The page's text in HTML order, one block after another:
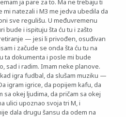
ja pare za to. Ma ne trebaju ti
mi natezali i M3 me jedva ubedila da
sve regulišu. U međuvremenu
bude i ispituju šta ću tu i zašto
— jesi li privođen, osuđivan
i začude se onda šta ću tu na
ta dokumenta i posle mi bude
sad i radim. Imam neke planove.
igra fudbal, da slušam muziku —
igram igrice, da popijem kafu, da
sa okej ljudima, da pričam sa okej
ulici upoznao svoja tri M, i
dala drugu šansu da odem na